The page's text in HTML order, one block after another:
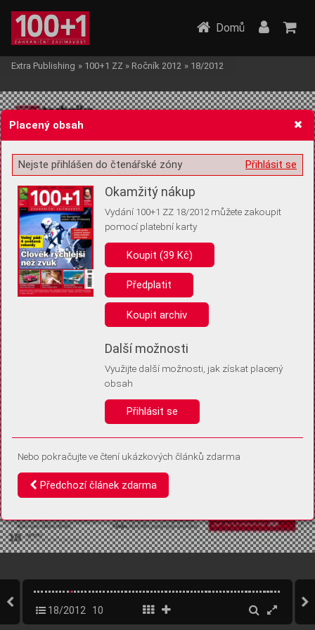
Žádost o souhlas s ukládáním volitelných informací
Pro základní fungování webu nepotřebujeme ukládat žádné informace
(tzv. cookies apod.). Rádi bychom vás ale požádali o souhlas s
uložením volitelných informací:
Anonymní unikátní ID
Díky němu příště poznáme, že se jedná o stejné zařízení, a
Identifikátor je zcela anonymní.
Vaše souhlasy a odmítnutí si ukládáme do vašeho zařízení, abychom se
vás už příště znovu neptali. Můžete je kdykoli později upravit ve Správě
Domů
Extra Publishing » 100+1 ZZ » Ročník 2012 » 18/2012
18/2012 10
Placený obsah
Přihlásit se
Nejste přihlášen do čtenářské zóny
Okamžitý nákup
Vydání 100+1 ZZ 18/2012 můžete zakoupit
pomocí platební karty
Koupit (39 Kč)
Předplatit
Koupit archiv
Další možnosti
Využijte další možnosti, jak získat placený
obsah
Přihlásit se
Nebo pokračujte ve čtení ukázkových článků zdarma
Předchozí článek zdarma